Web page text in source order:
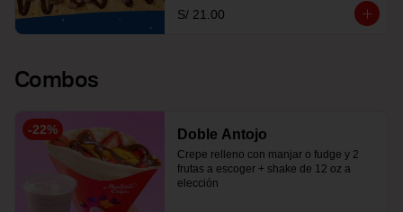
S/ 21.00
Combos
-22% Doble Antojo
Crepe relleno con manjar o fudge y 2
frutas a escoger + shake de 12 oz a
elección